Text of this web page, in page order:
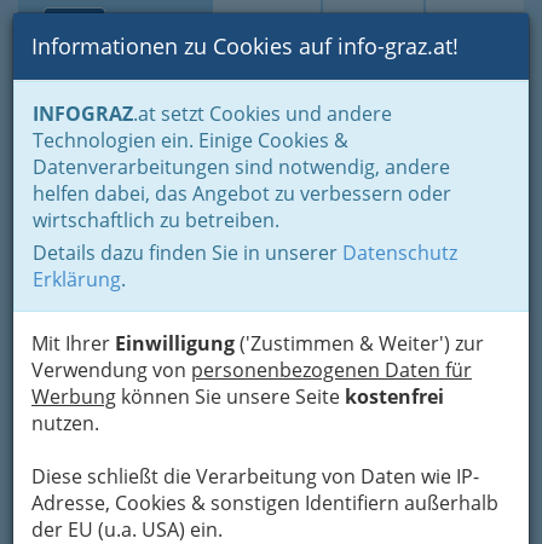
Suche Login Toggle
Informationen zu Cookies auf info-graz.at!
INFOGRAZ.at setzt Cookies und andere
Technologien ein. Einige Cookies &
Datenverarbeitungen sind notwendig, andere
helfen dabei, das Angebot zu verbessern oder
wirtschaftlich zu betreiben.
Details dazu finden Sie in unserer Datenschutz
Erklärung.
Mit Ihrer Einwilligung('Zustimmen & Weiter') zur
Verwendung von personenbezogenen Daten für
Werbung können Sie unsere Seite kostenfrei
nutzen.
Diese schließt die Verarbeitung von Daten wie IP-
Adresse, Cookies & sonstigen Identifiern außerhalb
der EU (u.a. USA) ein.
Home Branchen
Gewerbe, Handwerk, Banken
Information und Consulting
Technische Büros - Ingenieurbüros
Landwirtschaft/Agrartechnik
Landwirtschaft/Agrartechnik